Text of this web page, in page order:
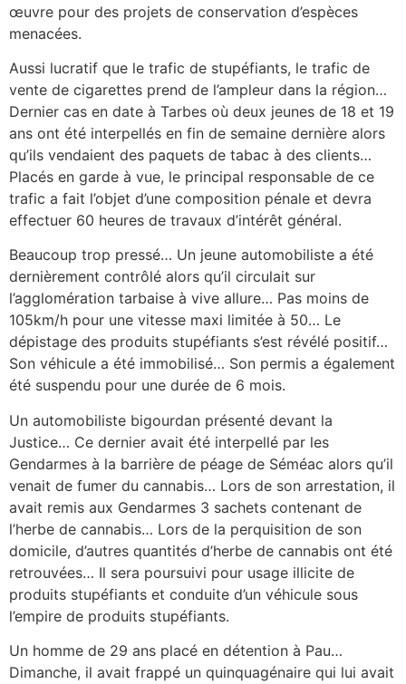
œuvre pour des projets de conservation d’espèces
menacées.
Aussi lucratif que le trafic de stupéfiants, le trafic de
vente de cigarettes prend de l’ampleur dans la région…
Dernier cas en date à Tarbes où deux jeunes de 18 et 19
ans ont été interpellés en fin de semaine dernière alors
qu’ils vendaient des paquets de tabac à des clients…
Placés en garde à vue, le principal responsable de ce
trafic a fait l’objet d’une composition pénale et devra
effectuer 60 heures de travaux d’intérêt général.
Beaucoup trop pressé… Un jeune automobiliste a été
dernièrement contrôlé alors qu’il circulait sur
l’agglomération tarbaise à vive allure… Pas moins de
105km/h pour une vitesse maxi limitée à 50… Le
dépistage des produits stupéfiants s’est révélé positif…
Son véhicule a été immobilisé… Son permis a également
été suspendu pour une durée de 6 mois.
Un automobiliste bigourdan présenté devant la
Justice… Ce dernier avait été interpellé par les
Gendarmes à la barrière de péage de Séméac alors qu’il
venait de fumer du cannabis… Lors de son arrestation, il
avait remis aux Gendarmes 3 sachets contenant de
l’herbe de cannabis… Lors de la perquisition de son
domicile, d’autres quantités d’herbe de cannabis ont été
retrouvées… Il sera poursuivi pour usage illicite de
produits stupéfiants et conduite d’un véhicule sous
l’empire de produits stupéfiants.
Un homme de 29 ans placé en détention à Pau…
Dimanche, il avait frappé un quinquagénaire qui lui avait